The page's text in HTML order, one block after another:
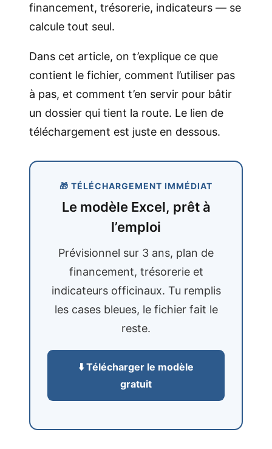
financement, trésorerie, indicateurs — se
calcule tout seul.
Dans cet article, on t’explique ce que
contient le fichier, comment l’utiliser pas
à pas, et comment t’en servir pour bâtir
un dossier qui tient la route. Le lien de
téléchargement est juste en dessous.
🎁 TÉLÉCHARGEMENT IMMÉDIAT
Le modèle Excel, prêt à
l’emploi
Prévisionnel sur 3 ans, plan de
financement, trésorerie et
indicateurs officinaux. Tu remplis
les cases bleues, le fichier fait le
reste.
⬇️ Télécharger le modèle
gratuit